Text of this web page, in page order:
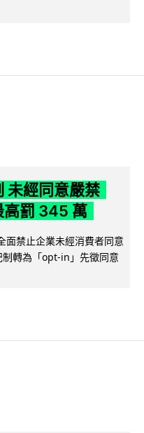
未經同意嚴禁
高罰 345 萬
面禁止企業未經消費者同意
轉為「opt-in」先徵同意